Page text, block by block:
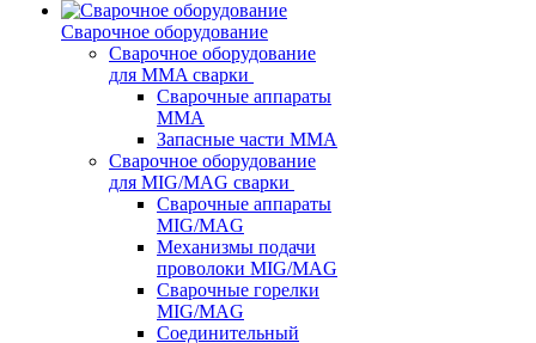
Сварочное оборудование
Сварочное оборудование
для MMA сварки
Сварочные аппараты
MMA
Запасные части MMA
Сварочное оборудование
для MIG/MAG сварки
Сварочные аппараты
MIG/MAG
Механизмы подачи
проволоки MIG/MAG
Сварочные горелки
MIG/MAG
Соединительный